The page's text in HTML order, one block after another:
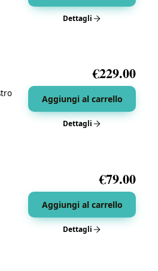
Dettagli
€229.00
Aggiungi al carrello
Dettagli
€79.00
Aggiungi al carrello
Dettagli